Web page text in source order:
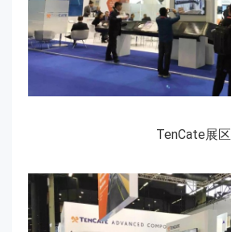
TenCate展区